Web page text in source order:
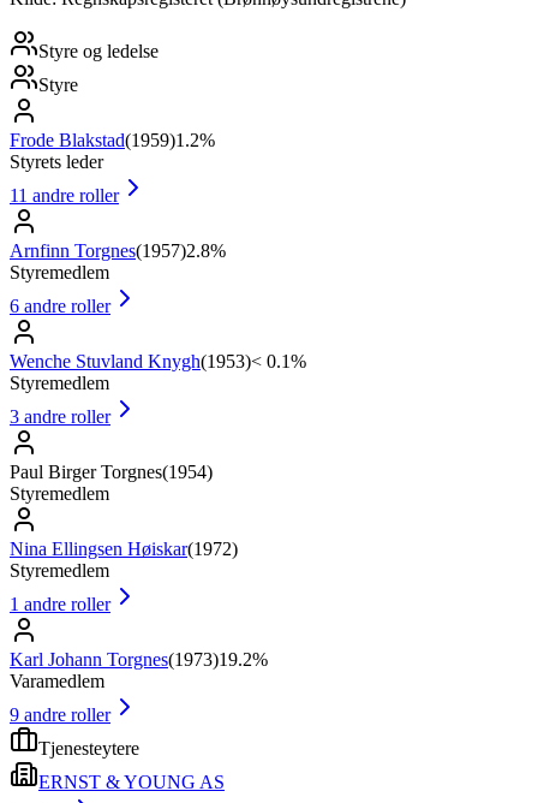
Styre og ledelse
Styre
Frode Blakstad(1959)1.2%
Styrets leder
11 andre roller
Arnfinn Torgnes(1957)2.8%
Styremedlem
6 andre roller
Wenche Stuvland Knygh(1953)< 0.1%
Styremedlem
3 andre roller
Paul Birger Torgnes(1954)
Styremedlem
Nina Ellingsen Høiskar(1972)
Styremedlem
1 andre roller
Karl Johann Torgnes(1973)19.2%
Varamedlem
9 andre roller
Tjenesteytere
ERNST & YOUNG AS